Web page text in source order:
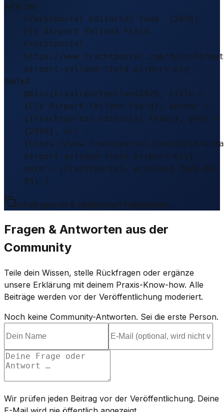
APA-Stil
Frachtportal Editorial Team. (2026).
Ely Airport Yelland Field.
Frachtportal.
https://www.frachtportal.com/de/
airport-yelland-field-airport-ely
BibTeX
@misc{elyairportyelland2026, title =
{Ely Airport Yelland Field}, author =
{{Frachtportal Editorial Team}}, year =
{2026}, url =
{https://www.frachtportal.com/de/
airport-yelland-field-airport-ely},
note = {Frachtportal, accessed 2026-08-
05} }
Inhalt geprüft & redaktionell freigegeben.
Fragen & Antworten aus der
Community
Teile dein Wissen, stelle Rückfragen oder ergänze
unsere Erklärung mit deinem Praxis-Know-how. Alle
Beiträge werden vor der Veröffentlichung moderiert.
Noch keine Community-Antworten. Sei die erste Person.
Wir prüfen jeden Beitrag vor der Veröffentlichung. Deine